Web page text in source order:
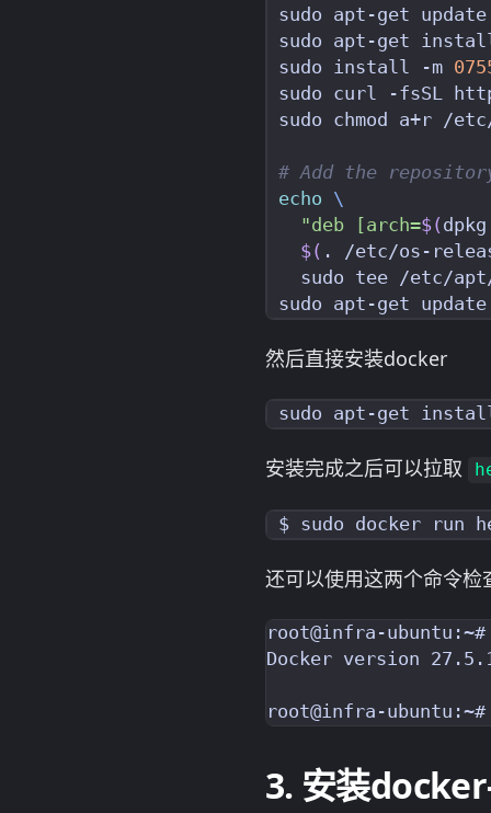
sudo install -m
# Add the
echo
"deb [arch=$(
$( . /etc/os-
然后直接安装docker
安装完成之后可以拉取
还可以使用这两个命令
root@infra-
Docker version
安装